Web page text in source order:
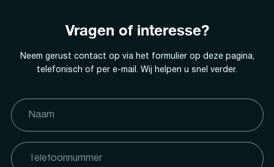
Vragen of interesse?
Neem gerust contact op via het formulier op deze pagina,
telefonisch of per e-mail. Wij helpen u snel verder.